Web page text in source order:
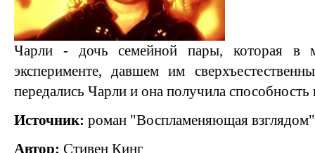
Чарли - дочь семейной пары, которая в
эксперименте, давшем им
передались Чарли и она получила способность
Источник: роман "Воспламеняющая взглядом"
Автор: Стивен Кинг